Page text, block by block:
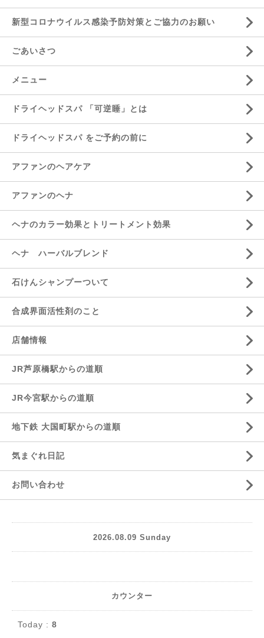
新型コロナウイルス感染予防対策とご協力のお願い
ごあいさつ
メニュー
ドライヘッドスパ 「可逆睡」とは
ドライヘッドスパ をご予約の前に
アファンのヘアケア
アファンのヘナ
ヘナのカラー効果とトリートメント効果
ヘナ ハーバルブレンド
石けんシャンプーついて
合成界面活性剤のこと
店舗情報
JR芦原橋駅からの道順
JR今宮駅からの道順
地下鉄 大国町駅からの道順
気まぐれ日記
お問い合わせ
2026.08.09 Sunday
カウンター
Today : 8